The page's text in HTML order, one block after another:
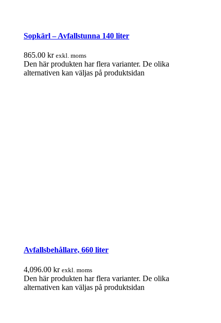
Sopkärl – Avfallstunna 140 liter
865.00 kr exkl. moms
Den här produkten har flera varianter. De olika
alternativen kan väljas på produktsidan
Avfallsbehållare, 660 liter
4,096.00 kr exkl. moms
Den här produkten har flera varianter. De olika
alternativen kan väljas på produktsidan